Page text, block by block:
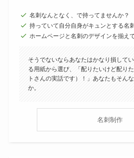
名刺なんとなく、で持ってませんか？
持っていて自分自身がキュンとする名
ホームページと名刺のデザインを揃え
そうでないならあなたはかなり損して
る用紙から選び、「配りたいけど配り
トさんの実話です）！」あなたもそん
か。
名刺制作